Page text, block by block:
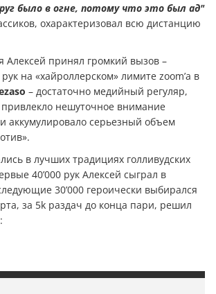
было в огне, потому что это был ад"
охарактеризовал всю дистанцию
Алексей принял громкий вызов –
на «хайроллерском» лимите zoom’а в
– достаточно медийный регуляр,
нешуточное внимание
аккумулировало серьезный объем
в лучших традициях голливудских
40’000 рук Алексей сыграл в
30’000 героически выбирался
за 5k раздач до конца пари, решил